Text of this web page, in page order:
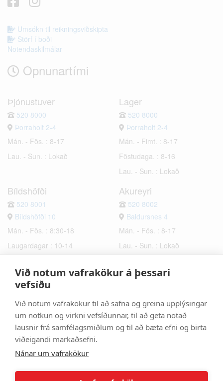
Við notum vafrakökur á þessari
vefsíðu
Við notum vafrakökur til að safna og greina upplýsingar
um notkun og virkni vefsíðunnar, til að geta notað
lausnir frá samfélagsmiðlum og til að bæta efni og birta
viðeigandi markaðsefni.
Nánar um vafrakökur
Umsókn til reikningsviðskipta
Störf í boði
Notendaskilmálar
Opnunartími
Þjónustuver
520 8000
Þorraholt 2-4
Mán. - Fös. : 8-17
Lau. - Sun. : Lokað
Lager
520 8000
Þorraholt 2-4
Mán. - Fimt. : 8-17
Föstudaga. : 8-16
Lau. - Sun. : Lokað
Bíldshöfði
520 8001
Bíldshöfði 10
Mán. - Fös. : 8:30-18
Laugardagar : 10-14
Akureyri
520 8002
Baldursnes 4
Mán. - Fös. : 8-17
Lau. - Sun. : Lokað
Hafnarfjörður
Bæjarhraun 6
Mán. - Fös. : 8-17
Lau. - Sun. : Lokað
Selfoss
Hrísmýri 2a
Mán. - Fös. : 8-17
Lau. - Sun. : Lokað